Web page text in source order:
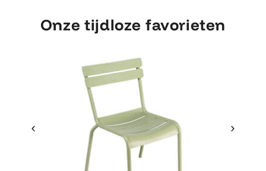
Onze tijdloze favorieten